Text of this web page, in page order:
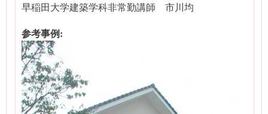
早稲田大学建築学科非常勤講師 市川均
参考事例: